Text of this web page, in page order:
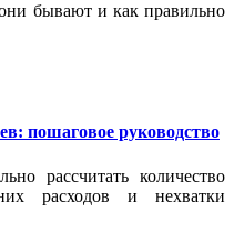
бывают и как правильно
пошаговое руководство
рассчитать количество
расходов и нехватки